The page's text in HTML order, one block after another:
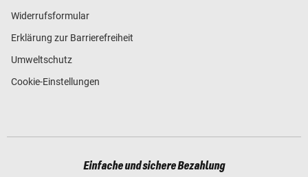
Widerrufsformular
Erklärung zur Barrierefreiheit
Umweltschutz
Cookie-Einstellungen
Einfache und sichere Bezahlung